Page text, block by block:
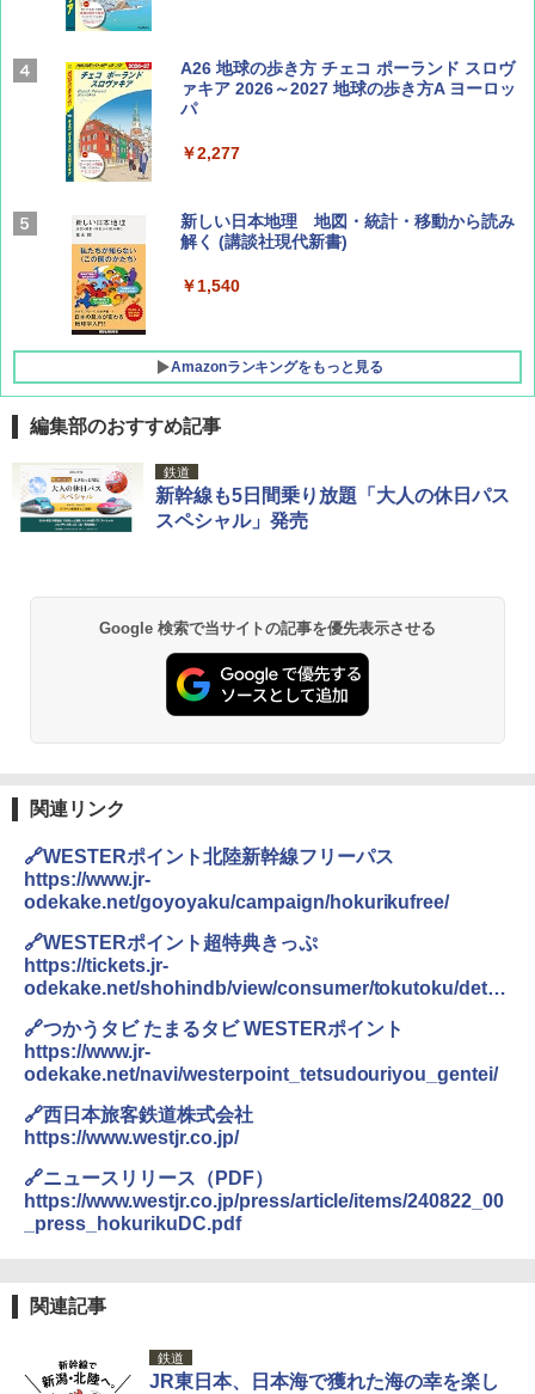
Coyote No.89 特集 星野道夫 夢見る旅
￥1,540
AIRLINE（エアライン）2026年9月号【特
集】ボーイング110周年を祝して！
￥1,760
A26 地球の歩き方 チェコ ポーランド スロヴ
ァキア 2026～2027 地球の歩き方A ヨーロッ
パ
￥2,277
新しい日本地理 地図・統計・移動から読み
解く (講談社現代新書)
￥1,540
Amazonランキングをもっと見る
[キャンパーズコレクション 山善] ポップアッ
プテント 傘みたいに広げて畳める パッとサ
ッとサンシェード キューブ フルクローズ メ
ッシュ 簡単設置 ワンタッチテント キャンプ
PYKES PEAK (パイクスピーク) 着替えテン
ト プライバシー テント 【中が透けない】 1
人用 折りたたみ 防災グッズ 災害用トイレ ビ
ーチ ピクニック ポップアップテント 携帯 簡
易 トイレテント (ブラック)
ENDLESS BASE 《めざましテレビで紹介》
テント ワンタッチ RENEW 幅200 2-3人用 43
500002(89232)
￥5,999
広げるだけ パッとサッとテント ブラックコ
簡単設置 ポップアップテント エクルベージ
ュ(BC仕様) PATC-150B(EB)
￥9,990
[キャンパーズコレクション 山善] 傘みたいに
広げるだけ パッとサッとテント キューブワ
イド ブラックコーティング フルクローズ メ
GRANDOOR ステンレス保冷剤 2個セット 2
026リニューアル 急速冷凍 空間倍増 衛生的
コンパクト 保冷力長持ち
DEWEL パラソル 大型 ビーチ アウトドアパ
ラソル ガーデン サイトシート付 折りたたみ
防水 UVカット 4段階高さ調整 軽量 収納袋付
き
秒）射程5～10m 安全ロック搭載 携帯収納袋
付き ヒグマ・イノシシ対策 自治体・教育機
関の購入実績 登山・キャンプ・アウトドア・
防災用品 長期保存可能 緊急時用 日本国内発
送
￥3,680
USB充電式 高精度 超長距離照射 長時間使用
可能 安全ロック付き 高安全性 金属製耐久 コ
ンパクト多機能設計 持ち運び便利 アウトド
ア/オフィス/教育現場/展示会用 緑
￥1,180
HYREKK 八角形タープ 防水タープ 3×4.5m
編集部のおすすめ記事
鉄道
新幹線も5日間乗り放題「大人の休日パス
スペシャル」発売
Google 検索で当サイトの記事を優先表示させる
関連リンク
🔗WESTERポイント北陸新幹線フリーパス
https://www.jr-
odekake.net/goyoyaku/campaign/hokurikufree/
🔗WESTERポイント超特典きっぷ
https://tickets.jr-
odekake.net/shohindb/view/consumer/tokutoku/detail
🔗つかうタビ たまるタビ WESTERポイント
https://www.jr-
odekake.net/navi/westerpoint_tetsudouriyou_gentei/
🔗西日本旅客鉄道株式会社
https://www.westjr.co.jp/
🔗ニュースリリース（PDF）
https://www.westjr.co.jp/press/article/items/240822_00
_press_hokurikuDC.pdf
関連記事
鉄道
JR東日本、日本海で獲れた海の幸を楽し